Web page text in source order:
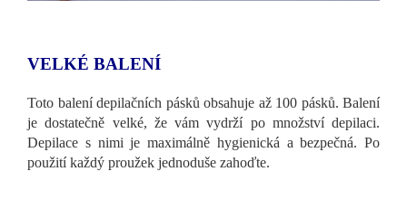
VELKÉ BALENÍ
Toto balení depilačních pásků obsahuje až 100 pásků. Balení
je dostatečně velké, že vám vydrží po množství depilaci.
Depilace s nimi je maximálně hygienická a bezpečná. Po
použití každý proužek jednoduše zahoďte.